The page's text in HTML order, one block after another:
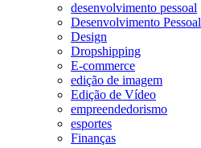
desenvolvimento pessoal
Desenvolvimento Pessoal
Design
Dropshipping
E-commerce
edição de imagem
Edição de Vídeo
empreendedorismo
esportes
Finanças